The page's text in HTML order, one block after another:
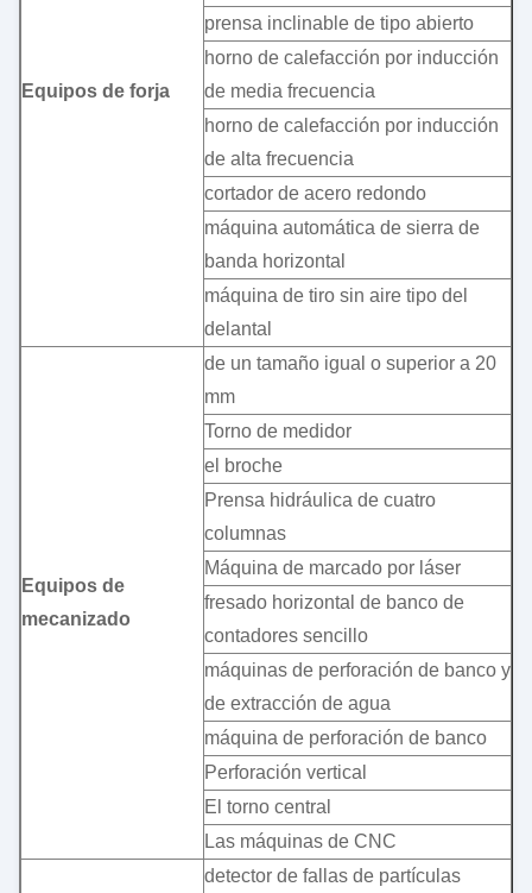
Equipos de forja
prensa inclinable de tipo abierto
horno de calefacción por inducción
de media frecuencia
horno de calefacción por inducción
de alta frecuencia
cortador de acero redondo
máquina automática de sierra de
banda horizontal
máquina de tiro sin aire tipo del
delantal
Equipos de
mecanizado
de un tamaño igual o superior a 20
mm
Torno de medidor
el broche
Prensa hidráulica de cuatro
columnas
Máquina de marcado por láser
fresado horizontal de banco de
contadores sencillo
máquinas de perforación de banco y
de extracción de agua
máquina de perforación de banco
Perforación vertical
El torno central
Las máquinas de CNC
detector de fallas de partículas